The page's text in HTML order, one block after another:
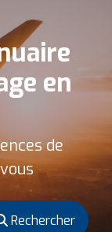
en
de
Rechercher